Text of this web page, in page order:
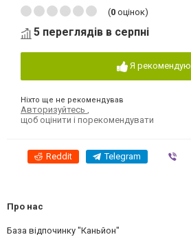
(0 оцінок)
5 переглядів в серпні
Я рекомендую
Ніхто ще не рекомендував
Авторизуйтесь
щоб оцінити і порекомендувати
Reddit Telegram
Про нас
База відпочинку "Каньйон"